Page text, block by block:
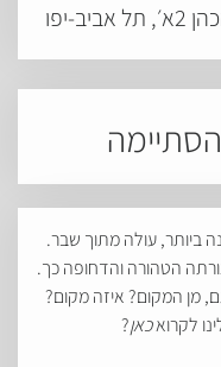
יפו
ביותר, עולה מתוך שבר.
הטהורה והדחופה כך.
מן המקום? איזה מקום?
לקרואכאן?